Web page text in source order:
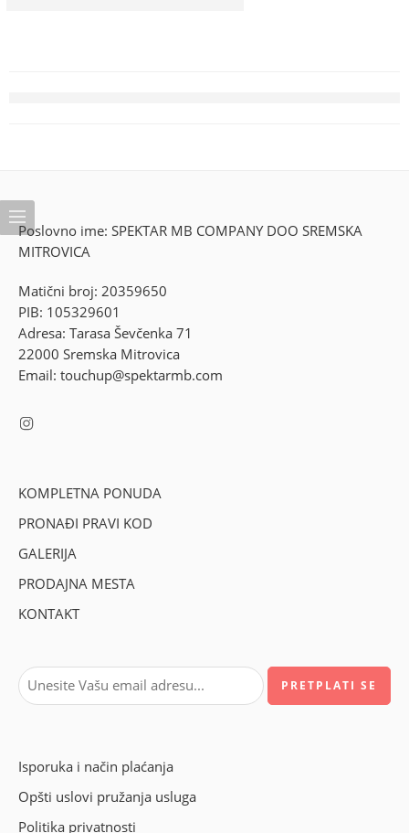
Poslovno ime: SPEKTAR MB COMPANY DOO SREMSKA
MITROVICA
Matični broj: 20359650
PIB: 105329601
Adresa: Tarasa Ševčenka 71
22000 Sremska Mitrovica
Email: touchup@spektarmb.com
KOMPLETNA PONUDA
PRONAĐI PRAVI KOD
GALERIJA
PRODAJNA MESTA
KONTAKT
Isporuka i način plaćanja
Opšti uslovi pružanja usluga
Politika privatnosti